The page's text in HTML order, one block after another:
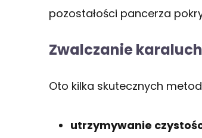
pozostałości pancerza
Zwalczanie
Oto kilka skutecznych
utrzymywanie